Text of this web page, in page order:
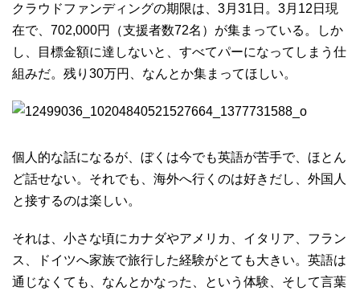
クラウドファンディングの期限は、3月31日。3月12日現
在で、702,000円（支援者数72名）が集まっている。しか
し、目標金額に達しないと、すべてパーになってしまう仕
組みだ。残り30万円、なんとか集まってほしい。
個人的な話になるが、ぼくは今でも英語が苦手で、ほとん
ど話せない。それでも、海外へ行くのは好きだし、外国人
と接するのは楽しい。
それは、小さな頃にカナダやアメリカ、イタリア、フラン
ス、ドイツへ家族で旅行した経験がとても大きい。英語は
通じなくても、なんとかなった、という体験、そして言葉